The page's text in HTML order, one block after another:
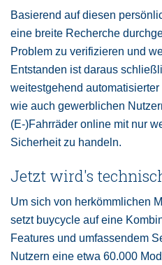
Basierend auf diesen
eine breite Recherche
Problem zu verifizieren und
Entstanden ist daraus
weitestgehend
wie auch gewerblichen
(E-)Fahrräder online mit nur
Sicherheit zu handeln.
Jetzt wird's
Um sich von herkömmlichen
setzt buycycle auf eine
Features und umfassendem
Nutzern eine etwa 60.000